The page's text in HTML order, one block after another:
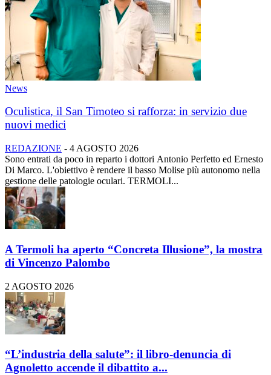
News
Oculistica, il San Timoteo si rafforza: in servizio due
nuovi medici
REDAZIONE - 4 AGOSTO 2026
Sono entrati da poco in reparto i dottori Antonio Perfetto ed Ernesto
Di Marco. L'obiettivo è rendere il basso Molise più autonomo nella
gestione delle patologie oculari. TERMOLI...
A Termoli ha aperto “Concreta Illusione”, la mostra
di Vincenzo Palombo
2 AGOSTO 2026
“L’industria della salute”: il libro-denuncia di
Agnoletto accende il dibattito a...